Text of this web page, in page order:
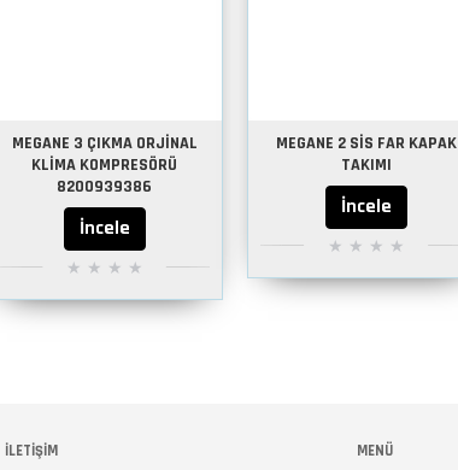
MEGANE 3 ÇIKMA ORJİNAL
KLİMA KOMPRESÖRÜ
8200939386
İncele
MEGANE 2 SİS FAR KAPAK
TAKIMI
İncele
İLETİŞİM MENÜ